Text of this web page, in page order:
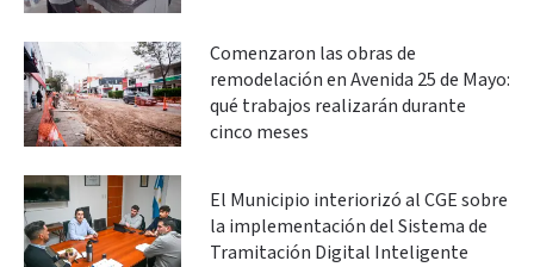
Comenzaron las obras de
remodelación en Avenida 25 de Mayo:
qué trabajos realizarán durante
cinco meses
El Municipio interiorizó al CGE sobre
la implementación del Sistema de
Tramitación Digital Inteligente